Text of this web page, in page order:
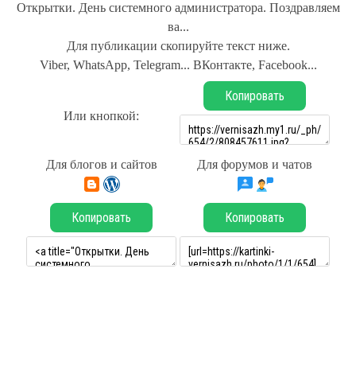
Открытки. День системного администратора. Поздравляем
ва...
Для публикации скопируйте текст ниже.
Viber, WhatsApp, Telegram... ВКонтакте, Facebook...
Или кнопкой:
Копировать
Для блогов и сайтов Для форумов и чатов
Копировать Копировать